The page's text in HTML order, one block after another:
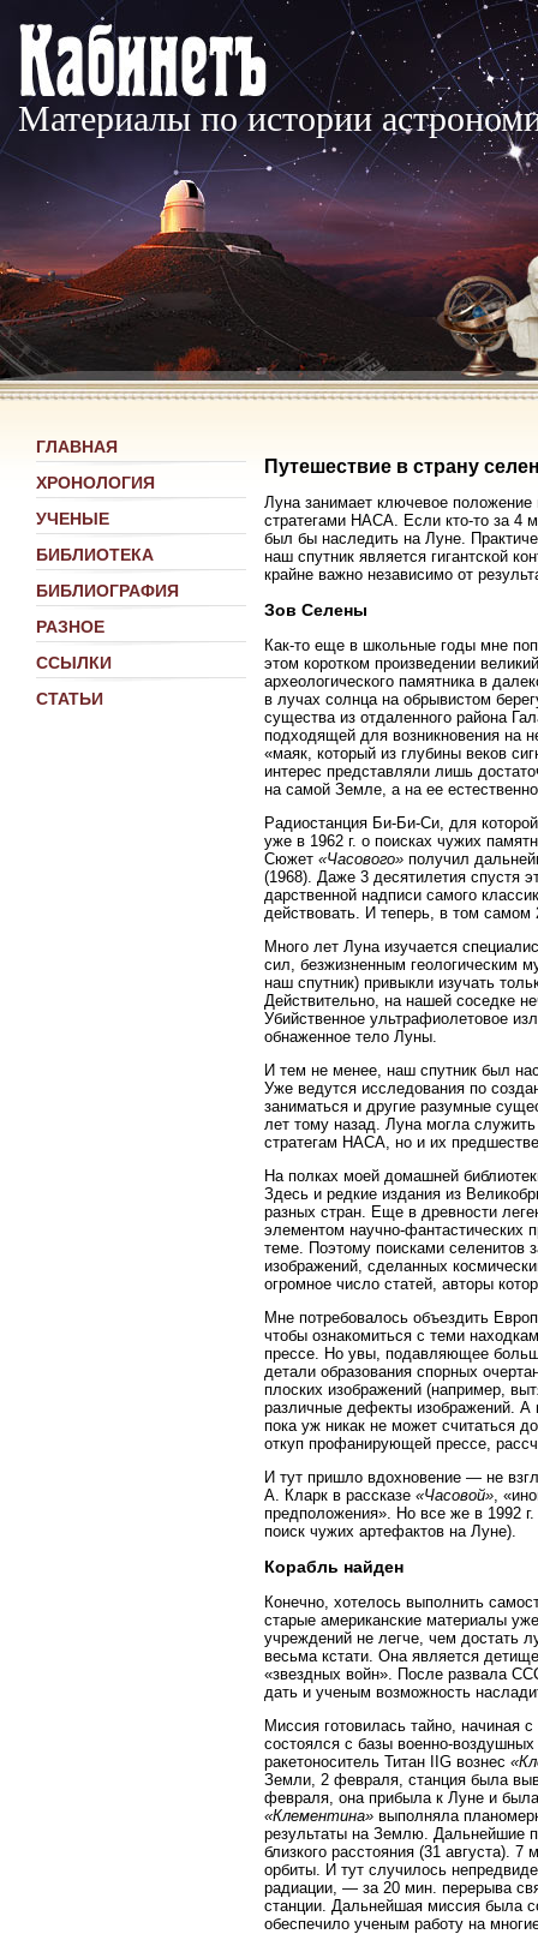
Материалы по истории
ГЛАВНАЯ
ХРОНОЛОГИЯ
УЧЕНЫЕ
БИБЛИОТЕКА
БИБЛИОГРАФИЯ
РАЗНОЕ
ССЫЛКИ
СТАТЬИ
Путешествие в страну
Луна занимает ключевое положение
стратегами НАСА. Если кто-то за 4
был бы наследить на Луне.
наш спутник является гигантской
крайне важно независимо от
Зов Селены
Как-то еще в школьные годы мне
этом коротком произведении
археологического памятника в
в лучах солнца на обрывистом
существа из отдаленного района
подходящей для возникновения на
«маяк, который из глубины веков
интерес представляли лишь
на самой Земле, а на ее
Радиостанция Би-Би-Си, для
уже в 1962 г. о поисках чужих
Сюжет «Часового» получил
(1968). Даже 3 десятилетия спустя
дарственной надписи самого
действовать. И теперь, в том самом
Много лет Луна изучается
сил, безжизненным геологическим
наш спутник) привыкли изучать
Действительно, на нашей соседке
Убийственное ультрафиолетовое
обнаженное тело Луны.
И тем не менее, наш спутник был
Уже ведутся исследования по
заниматься и другие разумные
лет тому назад. Луна могла
стратегам НАСА, но и их
На полках моей домашней
Здесь и редкие издания из
разных стран. Еще в древности
элементом научно-фантастических
теме. Поэтому поисками селенитов
изображений, сделанных
огромное число статей, авторы
Мне потребовалось объездить
чтобы ознакомиться с теми
прессе. Но увы, подавляющее
детали образования спорных
плоских изображений (например,
различные дефекты изображений. А
пока уж никак не может считаться
откуп профанирующей прессе,
И тут пришло вдохновение — не
А. Кларк в рассказе «Часовой» ,
предположения». Но все же в 1992
поиск чужих артефактов на Луне).
Корабль найден
Конечно, хотелось выполнить
старые американские материалы
учреждений не легче, чем достать
весьма кстати. Она является
«звездных войн». После развала
дать и ученым возможность
Миссия готовилась тайно, начиная
состоялся с базы военно-
ракетоноситель Титан IIG вознес
Земли, 2 февраля, станция была
февраля, она прибыла к Луне и
«Клементина» выполняла
результаты на Землю. Дальнейшие
близкого расстояния (31 августа).
орбиты. И тут случилось
радиации, — за 20 мин. перерыва
станции. Дальнейшая миссия была
обеспечило ученым работу на